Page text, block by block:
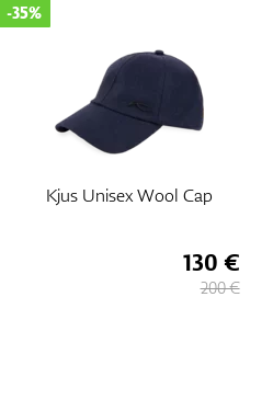
Kjus Unisex Wool Cap
-35%
130 €
200 €